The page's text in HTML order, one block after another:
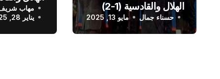
الهلال والقادسية (1-2)
الدوري السعودي
حسناء جمال مايو 13, 2025
الدوري
مهاب
يناير 28, 2025